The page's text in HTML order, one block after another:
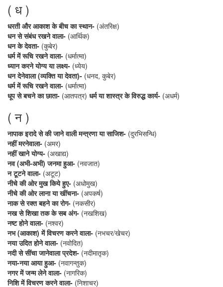
( ध )
धरती और आकाश के बीच का स्थान- (अंतरिक्ष)
धन से संबंध रखने वाला- (आर्थिक)
धन के देवता- (कुबेर)
धर्म में रूचि रखने वाला- (धर्मात्मा)
ध्यान करने योग्य या लक्ष्य- (ध्येय)
धन देनेवाला (व्यक्ति या देवता)- (धनद, कुबेर)
धर्म में रूचि रखने वाला- (धर्मात्मा)
धूप से बचने का छाता- (आतपत्र) धर्म या शास्त्र के विरुद्ध कार्य- (अधर्म)
( न )
नापाक इरादे से की जाने वाली मन्त्रणा या साजिश- (दुरभिसन्धि)
नहीं मरनेवाला- (अमर)
नहीं खाने योग्य- (अखाद्य)
नव (अभी-अभी) जनमा हुआ- (नवजात)
न टूटने वाला- (अटूट)
नीचे की ओर मुख किये हुए- (अधोमुख)
नीचे की ओर लाना या खींचना- (अपकर्ष)
नाक से रक्त बहने का रोग- (नकसीर)
नख से शिखा तक के सब अंग- (नखशिख)
नष्ट होने वाला- (नश्वर)
नभ (आकाश) में विचरण करने वाला- (नभचर/खेचर)
नया उदित होने वाला- (नवोदित)
नदी से सींचा जानेवाला प्रदेश- (नदीमातृक)
नया-नया आया हुआ- (नवागन्तुक)
नगर में जन्म लेने वाला- (नागरिक)
निशि में विचरण करने वाला- (निशाचर)